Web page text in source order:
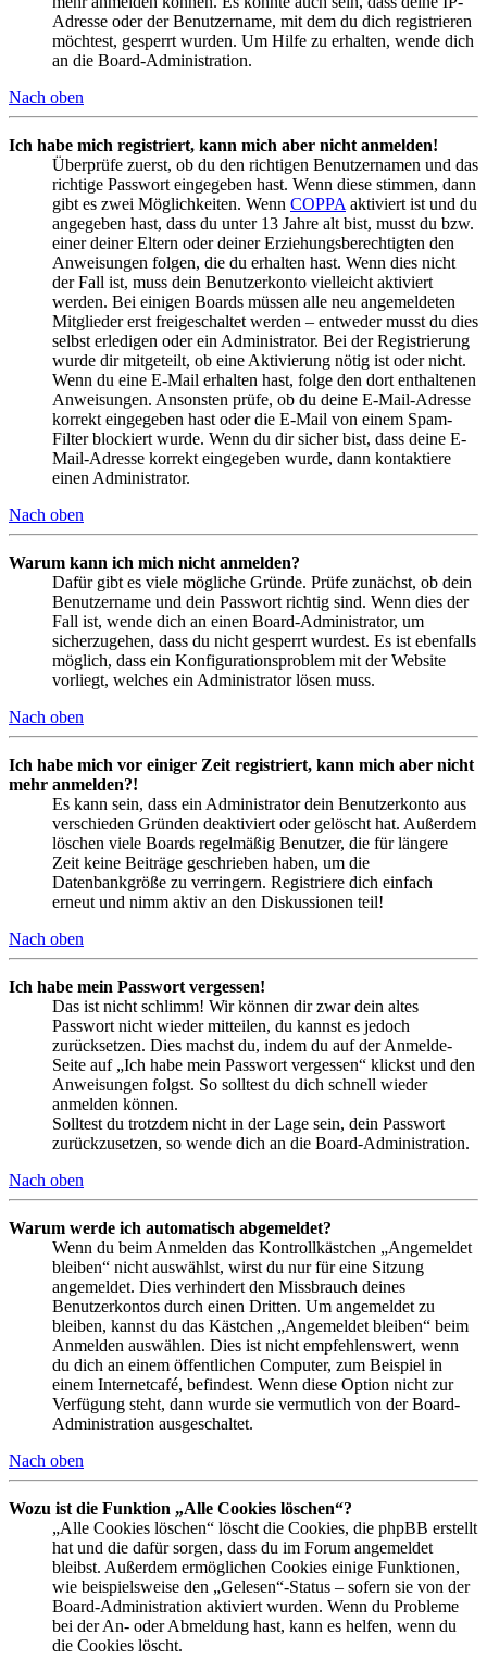
Adresse oder der Benutzername, mit dem du dich registrieren
möchtest, gesperrt wurden. Um Hilfe zu erhalten, wende dich
an die Board-Administration.
Nach oben
Ich habe mich registriert, kann mich aber nicht anmelden!
Überprüfe zuerst, ob du den richtigen Benutzernamen und das
richtige Passwort eingegeben hast. Wenn diese stimmen, dann
gibt es zwei Möglichkeiten. Wenn COPPA aktiviert ist und du
angegeben hast, dass du unter 13 Jahre alt bist, musst du bzw.
einer deiner Eltern oder deiner Erziehungsberechtigten den
Anweisungen folgen, die du erhalten hast. Wenn dies nicht
der Fall ist, muss dein Benutzerkonto vielleicht aktiviert
werden. Bei einigen Boards müssen alle neu angemeldeten
Mitglieder erst freigeschaltet werden – entweder musst du dies
selbst erledigen oder ein Administrator. Bei der Registrierung
wurde dir mitgeteilt, ob eine Aktivierung nötig ist oder nicht.
Wenn du eine E-Mail erhalten hast, folge den dort enthaltenen
Anweisungen. Ansonsten prüfe, ob du deine E-Mail-Adresse
korrekt eingegeben hast oder die E-Mail von einem Spam-
Filter blockiert wurde. Wenn du dir sicher bist, dass deine E-
Mail-Adresse korrekt eingegeben wurde, dann kontaktiere
einen Administrator.
Nach oben
Warum kann ich mich nicht anmelden?
Dafür gibt es viele mögliche Gründe. Prüfe zunächst, ob dein
Benutzername und dein Passwort richtig sind. Wenn dies der
Fall ist, wende dich an einen Board-Administrator, um
sicherzugehen, dass du nicht gesperrt wurdest. Es ist ebenfalls
möglich, dass ein Konfigurationsproblem mit der Website
vorliegt, welches ein Administrator lösen muss.
Nach oben
Ich habe mich vor einiger Zeit registriert, kann mich aber nicht
mehr anmelden?!
Es kann sein, dass ein Administrator dein Benutzerkonto aus
verschieden Gründen deaktiviert oder gelöscht hat. Außerdem
löschen viele Boards regelmäßig Benutzer, die für längere
Zeit keine Beiträge geschrieben haben, um die
Datenbankgröße zu verringern. Registriere dich einfach
erneut und nimm aktiv an den Diskussionen teil!
Nach oben
Ich habe mein Passwort vergessen!
Das ist nicht schlimm! Wir können dir zwar dein altes
Passwort nicht wieder mitteilen, du kannst es jedoch
zurücksetzen. Dies machst du, indem du auf der Anmelde-
Seite auf „Ich habe mein Passwort vergessen“ klickst und den
Anweisungen folgst. So solltest du dich schnell wieder
anmelden können.
Solltest du trotzdem nicht in der Lage sein, dein Passwort
zurückzusetzen, so wende dich an die Board-Administration.
Nach oben
Warum werde ich automatisch abgemeldet?
Wenn du beim Anmelden das Kontrollkästchen „Angemeldet
bleiben“ nicht auswählst, wirst du nur für eine Sitzung
angemeldet. Dies verhindert den Missbrauch deines
Benutzerkontos durch einen Dritten. Um angemeldet zu
bleiben, kannst du das Kästchen „Angemeldet bleiben“ beim
Anmelden auswählen. Dies ist nicht empfehlenswert, wenn
du dich an einem öffentlichen Computer, zum Beispiel in
einem Internetcafé, befindest. Wenn diese Option nicht zur
Verfügung steht, dann wurde sie vermutlich von der Board-
Administration ausgeschaltet.
Nach oben
Wozu ist die Funktion „Alle Cookies löschen“?
„Alle Cookies löschen“ löscht die Cookies, die phpBB erstellt
hat und die dafür sorgen, dass du im Forum angemeldet
bleibst. Außerdem ermöglichen Cookies einige Funktionen,
wie beispielsweise den „Gelesen“-Status – sofern sie von der
Board-Administration aktiviert wurden. Wenn du Probleme
bei der An- oder Abmeldung hast, kann es helfen, wenn du
die Cookies löscht.